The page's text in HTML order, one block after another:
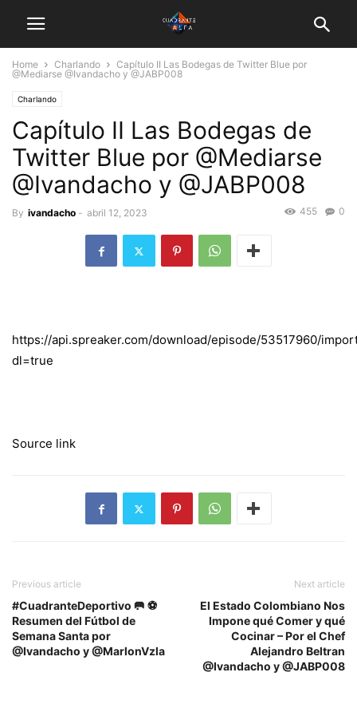
Home Charlando
Capítulo II Las Bodegas de Twitter Blue por
@Mediarse @Ivandacho y @JABP008
Charlando
Capítulo II Las Bodegas de
Twitter Blue por @Mediarse
@Ivandacho y @JABP008
By ivandacho - abril 12, 2023 0
455
https://api.spreaker.com/download/episode/53517960/
dl=true
Source link
Previous article
#CuadranteDeportivo 🥅 ⚽️
Resumen del Fútbol de
Semana Santa por
@Ivandacho y @MarlonVzla
Next article
El Estado Colombiano Nos
Impone qué Comer y qué
Cocinar – Por el Chef
Alejandro Beltran
@Ivandacho y @JABP008